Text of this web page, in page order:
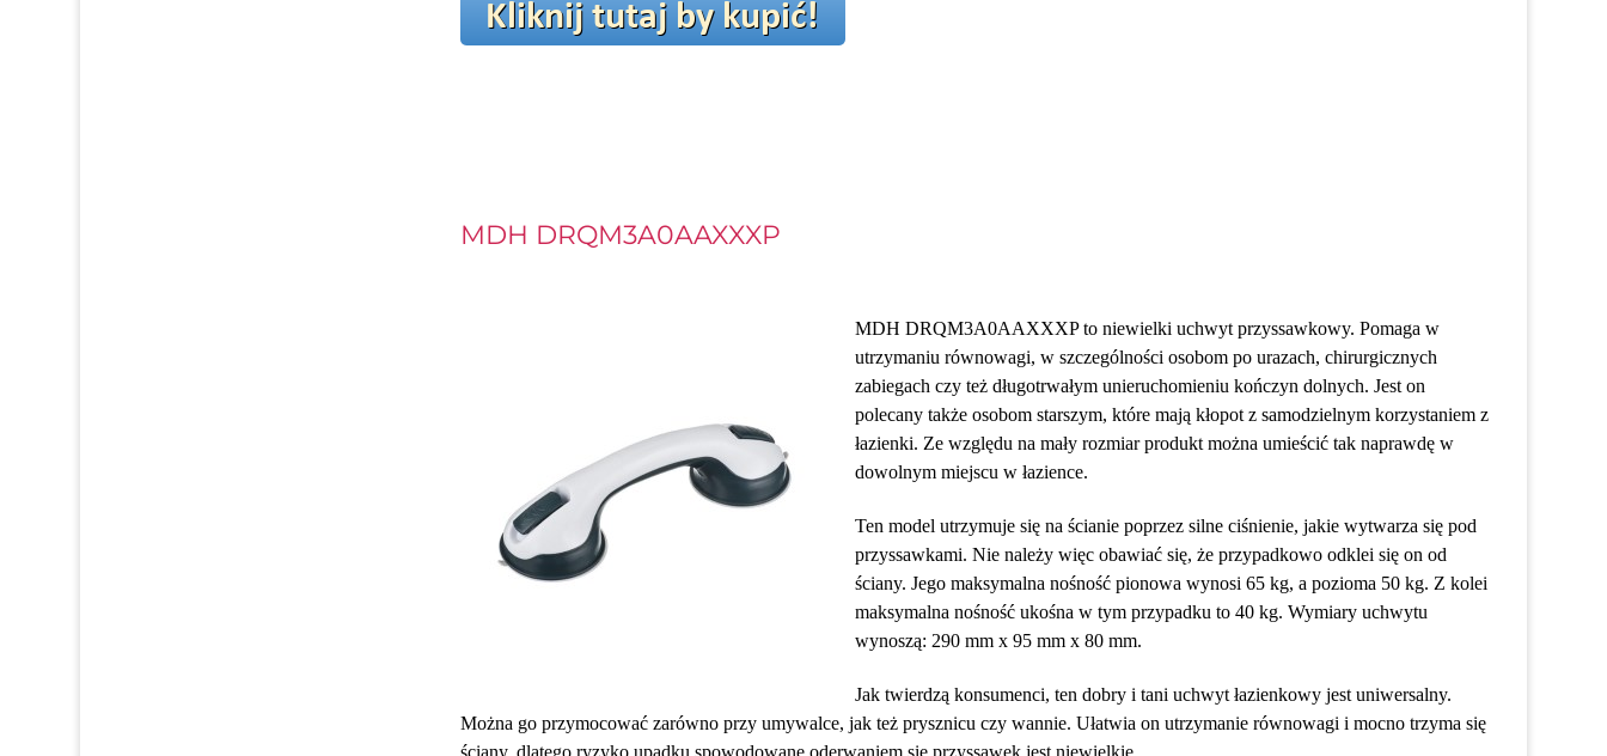
MDH DRQM3A0AAXXXP
MDH DRQM3A0AAXXXP to niewielki uchwyt przyssawkowy. Pomaga w
utrzymaniu równowagi, w szczególności osobom po urazach, chirurgicznych
zabiegach czy też długotrwałym unieruchomieniu kończyn dolnych. Jest on
polecany także osobom starszym, które mają kłopot z samodzielnym korzystaniem z
łazienki. Ze względu na mały rozmiar produkt można umieścić tak naprawdę w
dowolnym miejscu w łazience.
Ten model utrzymuje się na ścianie poprzez silne ciśnienie, jakie wytwarza się pod
przyssawkami. Nie należy więc obawiać się, że przypadkowo odklei się on od
ściany. Jego maksymalna nośność pionowa wynosi 65 kg, a pozioma 50 kg. Z kolei
maksymalna nośność ukośna w tym przypadku to 40 kg. Wymiary uchwytu
wynoszą: 290 mm x 95 mm x 80 mm.
Jak twierdzą konsumenci, ten dobry i tani uchwyt łazienkowy jest uniwersalny.
Można go przymocować zarówno przy umywalce, jak też prysznicu czy wannie. Ułatwia on utrzymanie równowagi i mocno trzyma się